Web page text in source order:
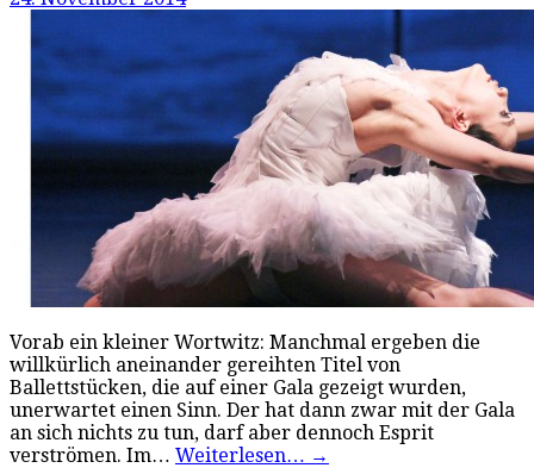
Vorab ein kleiner Wortwitz: Manchmal ergeben die
willkürlich aneinander gereihten Titel von
Ballettstücken, die auf einer Gala gezeigt wurden,
unerwartet einen Sinn. Der hat dann zwar mit der Gala
an sich nichts zu tun, darf aber dennoch Esprit
verströmen. Im… Weiterlesen… →